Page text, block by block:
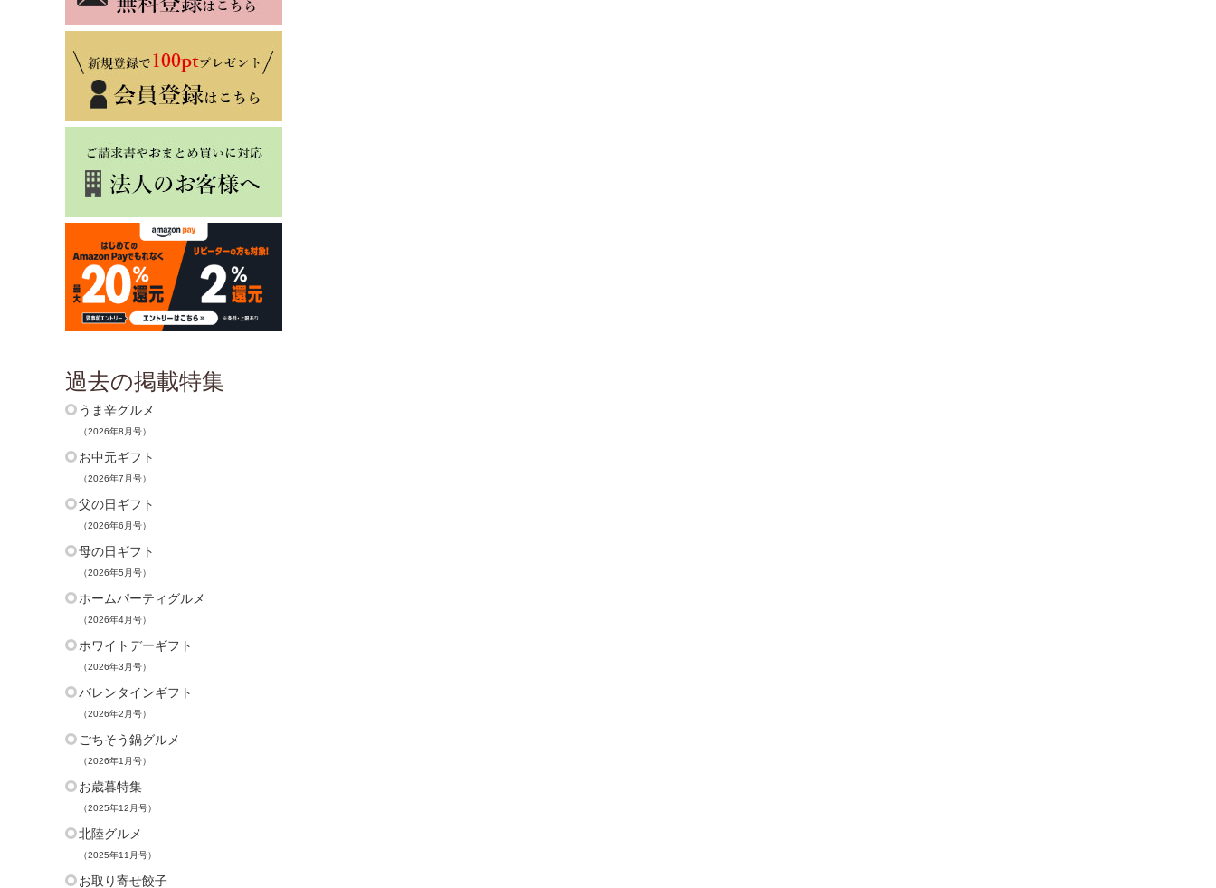
過去の掲載特集
うま辛グルメ
（2026年8月号）
お中元ギフト
（2026年7月号）
父の日ギフト
（2026年6月号）
母の日ギフト
（2026年5月号）
ホームパーティグルメ
（2026年4月号）
ホワイトデーギフト
（2026年3月号）
バレンタインギフト
（2026年2月号）
ごちそう鍋グルメ
（2026年1月号）
お歳暮特集
（2025年12月号）
北陸グルメ
（2025年11月号）
お取り寄せ餃子